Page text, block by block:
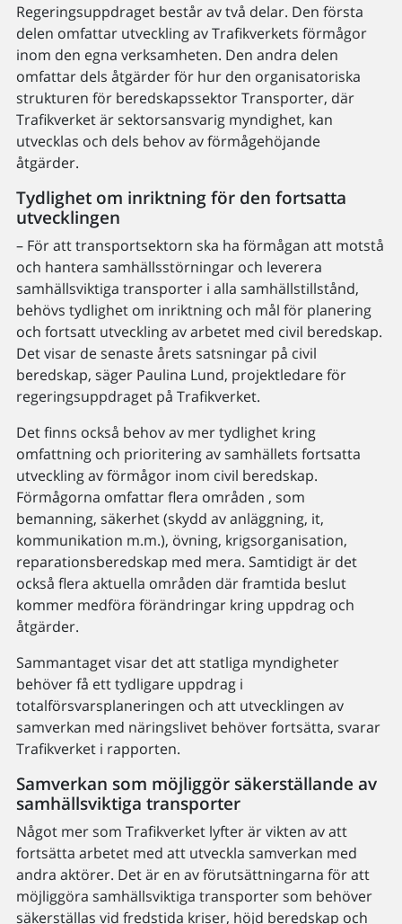
Regeringsuppdraget består av två delar. Den första
delen omfattar utveckling av Trafikverkets förmågor
inom den egna verksamheten. Den andra delen
omfattar dels åtgärder för hur den organisatoriska
strukturen för beredskapssektor Transporter, där
Trafikverket är sektorsansvarig myndighet, kan
utvecklas och dels behov av förmågehöjande
åtgärder.
Tydlighet om inriktning för den fortsatta
utvecklingen
– För att transportsektorn ska ha förmågan att motstå
och hantera samhällsstörningar och leverera
samhällsviktiga transporter i alla samhällstillstånd,
behövs tydlighet om inriktning och mål för planering
och fortsatt utveckling av arbetet med civil beredskap.
Det visar de senaste årets satsningar på civil
beredskap, säger Paulina Lund, projektledare för
regeringsuppdraget på Trafikverket.
Det finns också behov av mer tydlighet kring
omfattning och prioritering av samhällets fortsatta
utveckling av förmågor inom civil beredskap.
Förmågorna omfattar flera områden , som
bemanning, säkerhet (skydd av anläggning, it,
kommunikation m.m.), övning, krigsorganisation,
reparationsberedskap med mera. Samtidigt är det
också flera aktuella områden där framtida beslut
kommer medföra förändringar kring uppdrag och
åtgärder.
Sammantaget visar det att statliga myndigheter
behöver få ett tydligare uppdrag i
totalförsvarsplaneringen och att utvecklingen av
samverkan med näringslivet behöver fortsätta, svarar
Trafikverket i rapporten.
Samverkan som möjliggör säkerställande av
samhällsviktiga transporter
Något mer som Trafikverket lyfter är vikten av att
fortsätta arbetet med att utveckla samverkan med
andra aktörer. Det är en av förutsättningarna för att
möjliggöra samhällsviktiga transporter som behöver
säkerställas vid fredstida kriser, höjd beredskap och